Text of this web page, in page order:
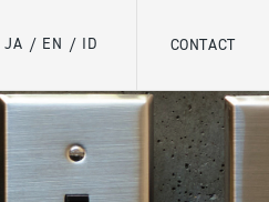
JA / EN / ID CONTACT